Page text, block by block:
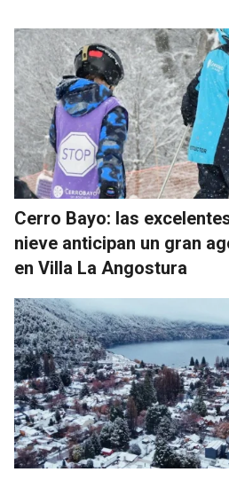
Cerro Bayo: las
nieve anticipan un gran
en Villa La Angostura